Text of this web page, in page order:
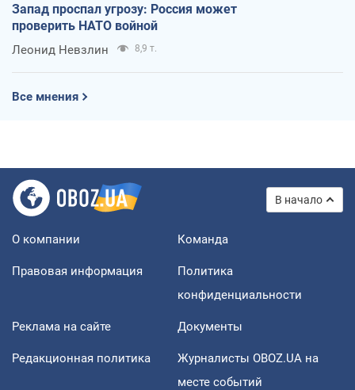
Запад проспал угрозу: Россия может
проверить НАТО войной
Леонид Невзлин 8,9 т.
Все мнения
В начало
О компании Команда
Правовая информация
Политика
конфиденциальности
Реклама на сайте Документы
Редакционная политика
Журналисты OBOZ.UA на
месте событий